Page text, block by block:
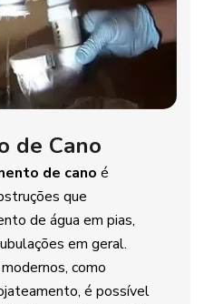
de Cano
de cano é
que
de água em pias,
em geral.
como
é possível